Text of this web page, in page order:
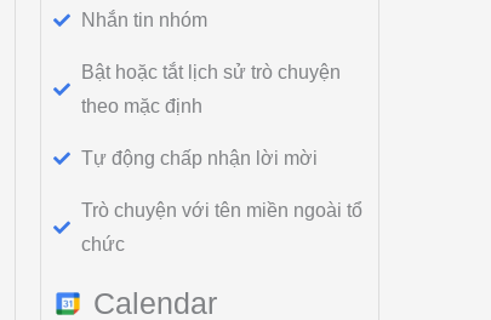
Nhắn tin nhóm
Bật hoặc tắt lịch sử trò chuyện
theo mặc định
Tự động chấp nhận lời mời
Trò chuyện với tên miền ngoài tổ
chức
Calendar